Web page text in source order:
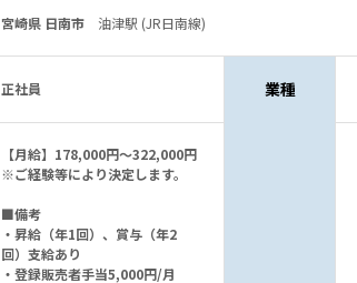
宮崎県 日南市 油津駅 (JR日南線)
正社員 業種
【月給】178,000円～322,000円
※ご経験等により決定します。
■備考
・昇給（年1回）、賞与（年2
回）支給あり
・登録販売者手当5,000円/月